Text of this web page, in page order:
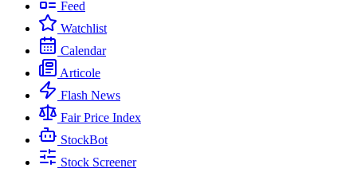
Feed
Watchlist
Calendar
Articole
Flash News
Fair Price Index
StockBot
Stock Screener